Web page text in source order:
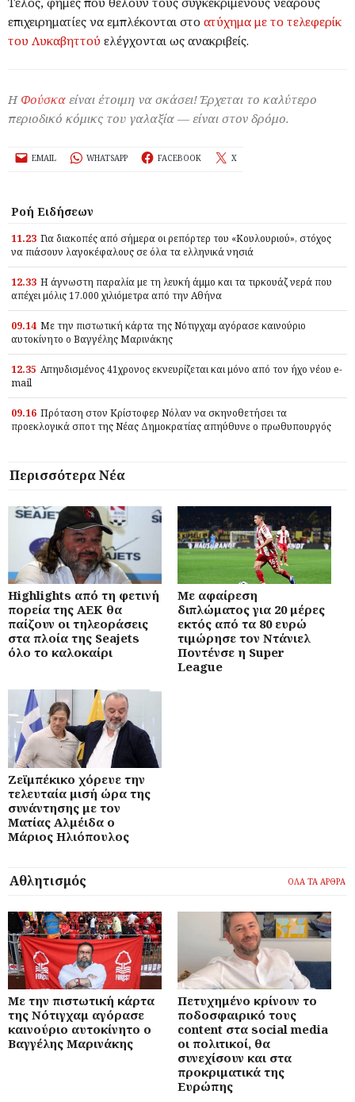
επιχειρηματίες να εμπλέκονται στο ατύχημα με το τελεφερίκ
του Λυκαβηττού ελέγχονται ως ανακριβείς.
Η Φούσκα είναι έτοιμη να σκάσει! Έρχεται το καλύτερο
περιοδικό κόμικς του γαλαξία — είναι στον δρόμο.
EMAIL WHATSAPP FACEBOOK X
Ροή Ειδήσεων
11.23 Για διακοπές από σήμερα οι ρεπόρτερ του «Κουλουριού», στόχος
να πιάσουν λαγοκέφαλους σε όλα τα ελληνικά νησιά
12.33 Η άγνωστη παραλία με τη λευκή άμμο και τα τιρκουάζ νερά που
απέχει μόλις 17.000 χιλιόμετρα από την Αθήνα
09.14 Με την πιστωτική κάρτα της Νότιγχαμ αγόρασε καινούριο
αυτοκίνητο ο Βαγγέλης Μαρινάκης
12.35 Απηυδισμένος 41χρονος εκνευρίζεται και μόνο από τον ήχο νέου e-
mail
09.16 Πρόταση στον Κρίστοφερ Νόλαν να σκηνοθετήσει τα
προεκλογικά σποτ της Νέας Δημοκρατίας απηύθυνε ο πρωθυπουργός
Περισσότερα Νέα
Highlights από τη φετινή
πορεία της ΑΕΚ θα
παίζουν οι τηλεοράσεις
στα πλοία της Seajets
όλο το καλοκαίρι
Με αφαίρεση
διπλώματος για 20 μέρες
εκτός από τα 80 ευρώ
τιμώρησε τον Ντάνιελ
Ποντένσε η Super
League
Ζεϊμπέκικο χόρευε την
τελευταία μισή ώρα της
συνάντησης με τον
Ματίας Αλμέιδα ο
Μάριος Ηλιόπουλος
Αθλητισμός ΟΛΑ ΤΑ ΑΡΘΡΑ
Με την πιστωτική κάρτα
της Νότιγχαμ αγόρασε
καινούριο αυτοκίνητο ο
Βαγγέλης Μαρινάκης
Πετυχημένο κρίνουν το
ποδοσφαιρικό τους
content στα social media
οι πολιτικοί, θα
συνεχίσουν και στα
προκριματικά της
Ευρώπης